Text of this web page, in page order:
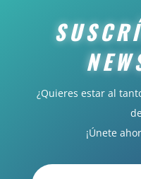
¿Quieres estar al
¡Únete